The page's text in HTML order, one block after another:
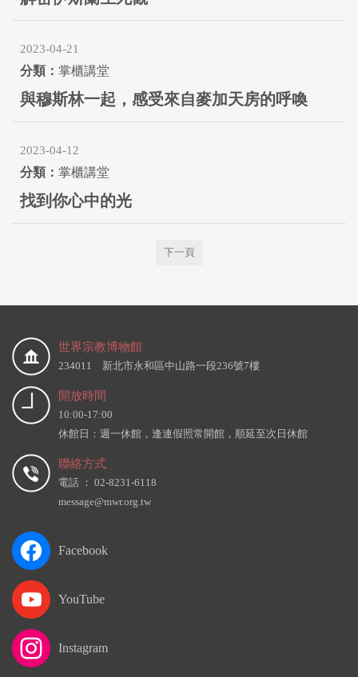
2023-04-21
掌櫃講堂
與穆斯林一起，感受來自麥加天房的呼喚
2023-04-12
掌櫃講堂
找到你心中的光
下一頁
世界宗教博物館
234011 新北市永和區中山路一段236號7樓
開放時間
10:00-17:00
休館日：週一休館，逢連假照常開館，順延至次日休館
聯絡方式
電話 ： 02-8231-6118
message@mwr.org.tw
Facebook
YouTube
Instagram